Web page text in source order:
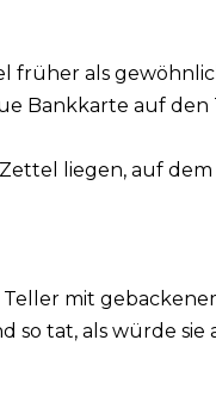
früher als
Bankkarte auf den
liegen, auf
Teller mit
so tat, als würde